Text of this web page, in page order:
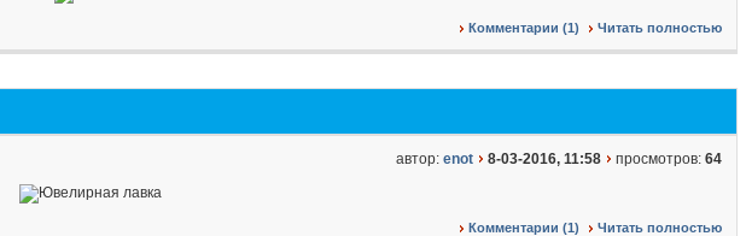
Комментарии (1) Читать полностью
автор: enot 8-03-2016, 11:58 просмотров: 64
Комментарии (1) Читать полностью